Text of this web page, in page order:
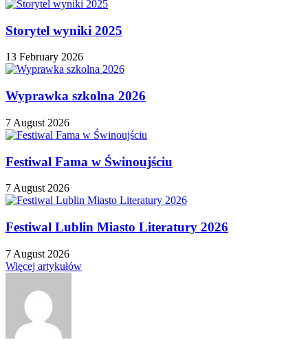
Storytel wyniki 2025
13 February 2026
Wyprawka szkolna 2026
7 August 2026
Festiwal Fama w Świnoujściu
7 August 2026
Festiwal Lublin Miasto Literatury 2026
7 August 2026
Więcej artykułów